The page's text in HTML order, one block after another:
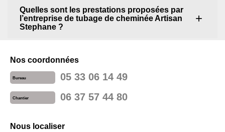
Quelles sont les prestations proposées par
l’entreprise de tubage de cheminée Artisan
Stephane ?
Nos coordonnées
Bureau 05 33 06 14 49
Chantier 06 37 57 44 80
Nous localiser